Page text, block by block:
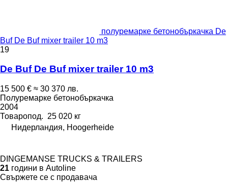
полуремарке бетонобъркачка De
Buf De Buf mixer trailer 10 m3
19
De Buf De Buf mixer trailer 10 m3
15 500 € ≈ 30 370 лв.
Полуремарке бетонобъркачка
2004
Товаропод. 25 020 кг
Нидерландия, Hoogerheide
DINGEMANSE TRUCKS & TRAILERS
21 години в Autoline
Свържете се с продавача